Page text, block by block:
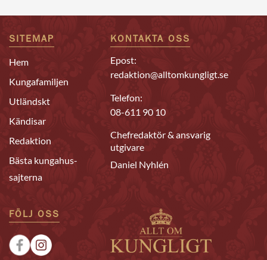
SITEMAP
Hem
Kungafamiljen
Utländskt
Kändisar
Redaktion
Bästa kungahus-
sajterna
KONTAKTA OSS
Epost:
redaktion@alltomkungligt.se
Telefon:
08-611 90 10
Chefredaktör & ansvarig
utgivare
Daniel Nyhlén
FÖLJ OSS